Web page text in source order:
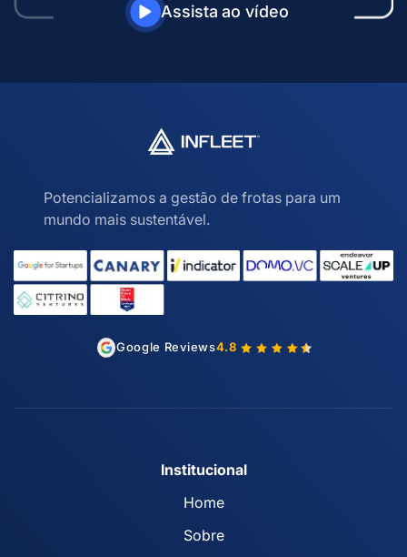
Assista ao vídeo
Potencializamos a gestão de frotas para um
mundo mais sustentável.
Google Reviews4.8
Institucional
Home
Sobre